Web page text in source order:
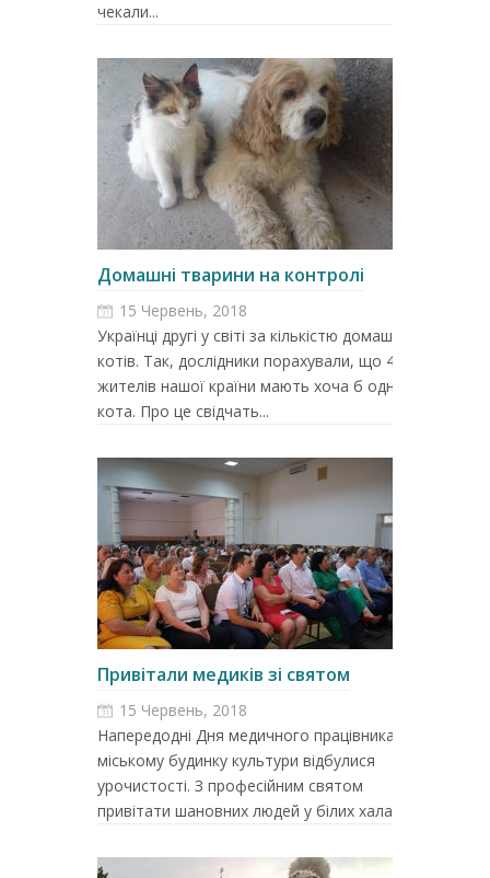
чекали...
Домашні тварини на контролі
15 Червень, 2018
Українці другі у світі за кількістю домашніх
котів. Так, дослідники порахували, що 49%
жителів нашої країни мають хоча б одного
кота. Про це свідчать...
Привітали медиків зі святом
15 Червень, 2018
Напередодні Дня медичного працівника у
міському будинку культури відбулися
урочистості. З професійним святом
привітати шановних людей у білих халатах...